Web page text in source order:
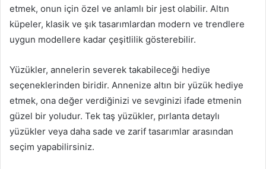
etmek, onun için özel ve anlamlı bir jest olabilir. Altın
küpeler, klasik ve şık tasarımlardan modern ve trendlere
uygun modellere kadar çeşitlilik gösterebilir.
Yüzükler, annelerin severek takabileceği hediye
seçeneklerinden biridir. Annenize altın bir yüzük hediye
etmek, ona değer verdiğinizi ve sevginizi ifade etmenin
güzel bir yoludur. Tek taş yüzükler, pırlanta detaylı
yüzükler veya daha sade ve zarif tasarımlar arasından
seçim yapabilirsiniz.